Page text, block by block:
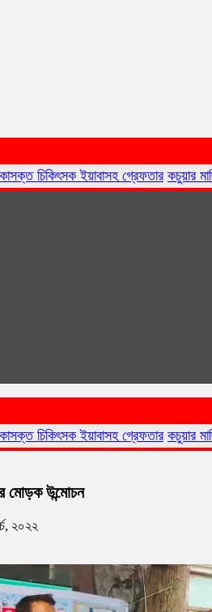
গ্রেফতার কচুয়ার মাছিমপুরে সরকারি
গ্রেফতার কচুয়ার মাছিমপুরে সরকারি
মোড়ক উন্মোচন
২০২২